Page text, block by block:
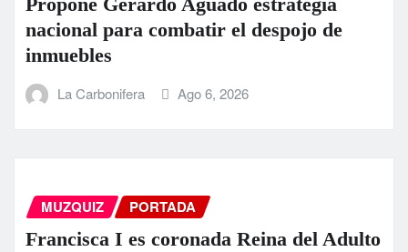
nacional para combatir el despojo de
inmuebles
La Carbonifera Ago 6, 2026
MUZQUIZ PORTADA
Francisca I es coronada Reina del Adulto